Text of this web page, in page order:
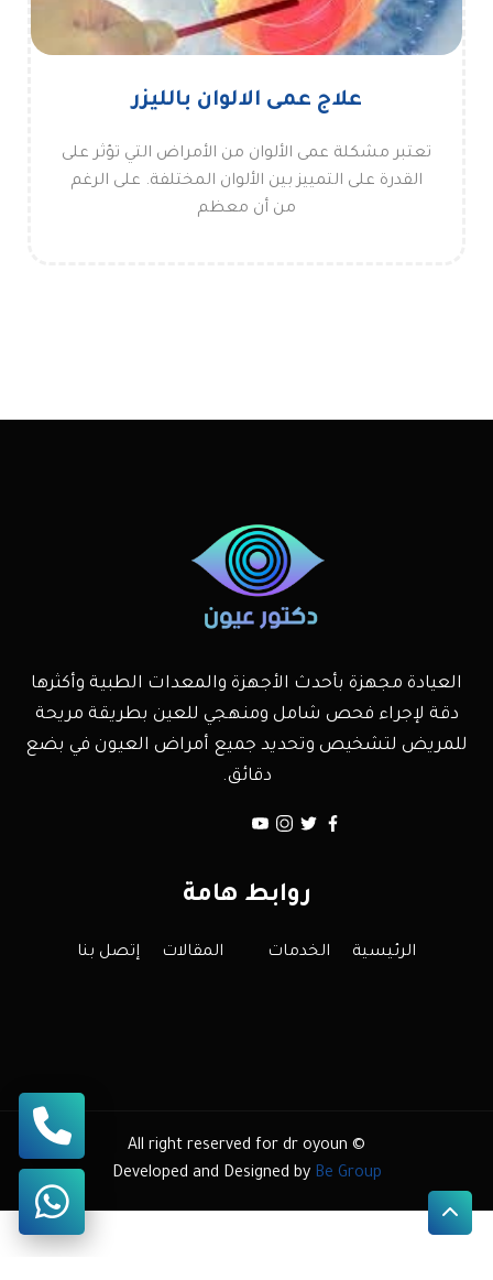
علاج عمى الالوان بالليزر
تعتبر مشكلة عمى الألوان من الأمراض التي تؤثر على
القدرة على التمييز بين الألوان المختلفة. على الرغم
من أن معظم
العيادة مجهزة بأحدث الأجهزة والمعدات الطبية وأكثرها
دقة لإجراء فحص شامل ومنهجي للعين بطريقة مريحة
للمريض لتشخيص وتحديد جميع أمراض العيون في بضع
دقائق.
روابط هامة
الرئيسية الخدمات المقالات إتصل بنا
All right reserved for dr oyoun ©
Developed and Designed by Be Group